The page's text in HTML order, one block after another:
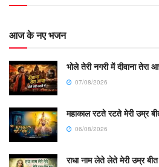
आज के नए भजन
भोले तेरी नगरी में दीवाना तेरा
07/08/2026
महाकाल रटते रटते मेरी उम्र
06/08/2026
राधा नाम लेते लेते मेरी उम्र